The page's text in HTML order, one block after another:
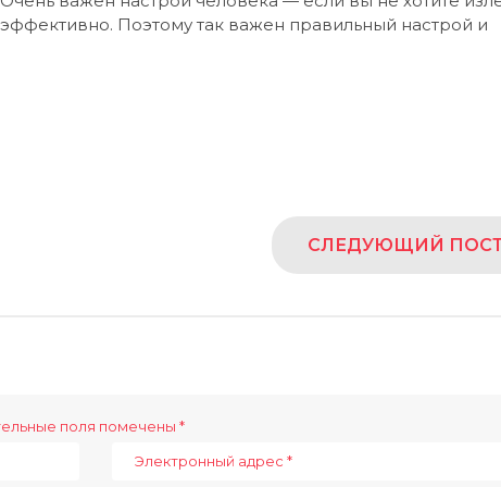
Поэтому так важен правильный настрой и
СЛЕДУЮЩИЙ
поля помечены *